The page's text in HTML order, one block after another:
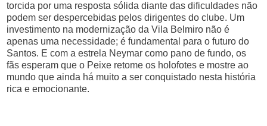
torcida por uma resposta sólida diante das dificuldades não
podem ser despercebidas pelos dirigentes do clube. Um
investimento na modernização da Vila Belmiro não é
apenas uma necessidade; é fundamental para o futuro do
Santos. E com a estrela Neymar como pano de fundo, os
fãs esperam que o Peixe retome os holofotes e mostre ao
mundo que ainda há muito a ser conquistado nesta história
rica e emocionante.